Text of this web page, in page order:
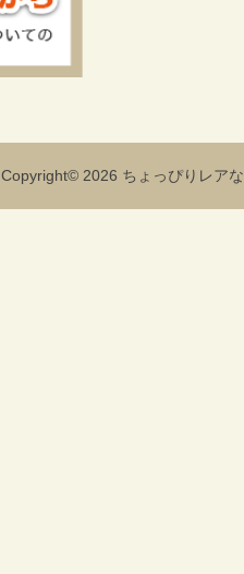
Copyright© 2026 ちょっぴりレ